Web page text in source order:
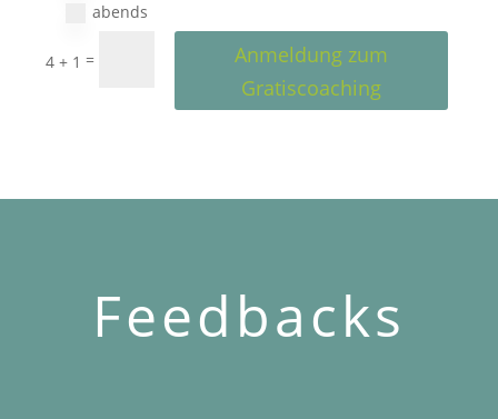
abends
4 + 1 =
Anmeldung zum
Gratiscoaching
Feedbacks